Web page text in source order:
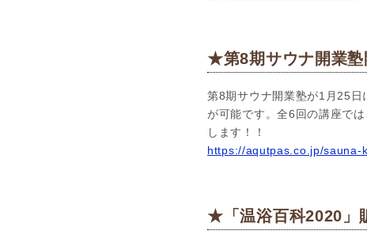
★第8期サウナ開業塾
第8期サウナ開業塾が1月25日
が可能です。全6回の講座で
します！！
https://aqutpas.co.jp/sauna-
★「温浴百科2020」